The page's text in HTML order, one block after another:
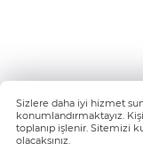
Sizlere daha iyi hizmet
konumlandırmaktayız.
toplanıp işlenir. Sitemizi
olacaksınız.
Whatsapp